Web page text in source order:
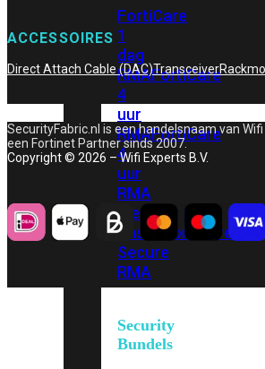
FortiCare
1
dag
RMAFortiCare
4
uur
RMAFortiCare
4
uur
RMA
met
onsiteFortiCare
Secure
RMA
Security
Bundels
ACCESSOIRES
Direct Attach Cable (DAC)Transceiver
SecurityFabric.nl is een handelsnaam van Wifi
een Fortinet Partner sinds 2007.
Copyright © 2026 – Wifi Experts B.V.